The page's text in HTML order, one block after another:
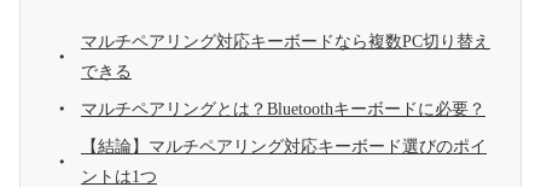
マルチペアリング対応キーボードなら複数PC切り替え
できる
マルチペアリングとは？Bluetoothキーボードに必要？
【結論】マルチペアリング対応キーボード選びのポイ
ントは1つ